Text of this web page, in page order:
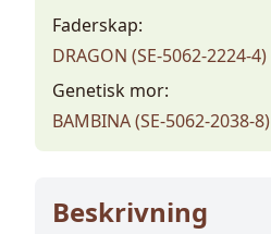
Faderskap:
DRAGON (SE-5062-2224-4)
Genetisk mor:
BAMBINA (SE-5062-2038-8)
Beskrivning